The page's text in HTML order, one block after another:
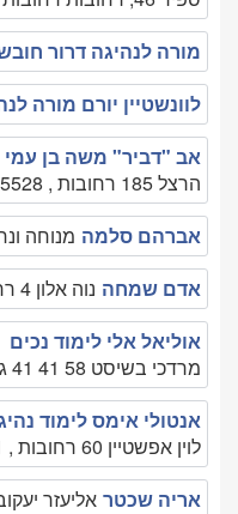
מורה לנהיגה דרור
לוונשטיין יורם מורה
אב "דביר" משה בן עמי
הרצל 185 רחובות , 0522515528
אברהם סלמה מנוחה ונחלה 25 רחובות ,
אדם שמחה נוה אלון 4 רחובות , 0524283338
אוליאל אלי לימוד נכים
מרדכי בשיסט 58 41 41 ג רחובות , 0542345678
אנטולי אימס לימוד
לוין אפשטיין 60 רחובות , 0505507111
אריה שכטר אליעזר יעקובזון 11 רחובות ,